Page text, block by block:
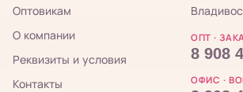
Оптовикам
О компании
Реквизиты и условия
Контакты
ОПТ ·
8 908
ОФИС ·